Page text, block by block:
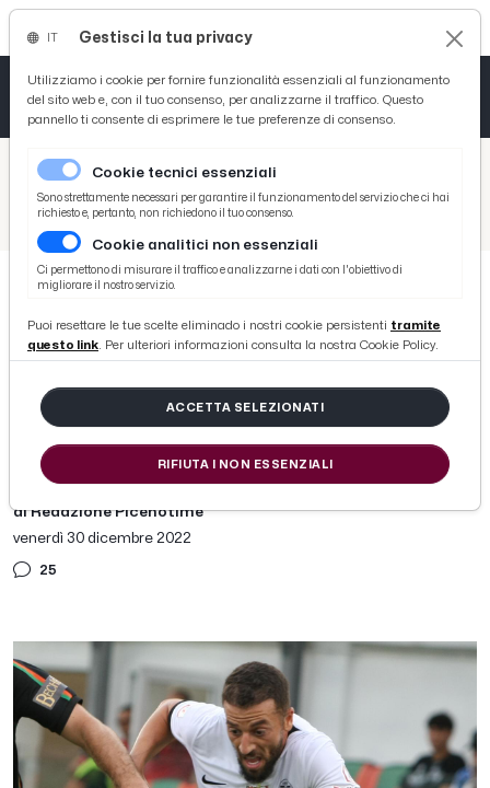
/ Picenotime
/ Ascoli Time
Ascoli Calcio, Bidaoui mai più titolare in campionato col passaggio al 3-5-2. Si cerca una nuova sistemazione
Ascoli Calcio, Bidaoui mai più
titolare in campionato col
passaggio al 3-5-2. Si cerca una
nuova sistemazione
di Redazione Picenotime
venerdì 30 dicembre 2022
25
Gestisci la tua privacy
Utilizziamo i cookie per fornire funzionalità essenziali al funzionamento
del sito web e, con il tuo consenso, per analizzarne il traffico. Questo
pannello ti consente di esprimere le tue preferenze di consenso.
Cookie tecnici essenziali
Sono strettamente necessari per garantire il funzionamento del servizio che ci hai
richiesto e, pertanto, non richiedono il tuo consenso.
Cookie analitici non essenziali
Ci permettono di misurare il traffico e analizzarne i dati con l'obiettivo di
migliorare il nostro servizio.
Puoi resettare le tue scelte eliminado i nostri cookie persistenti tramite
questo link. Per ulteriori informazioni consulta la nostra Cookie Policy.
ACCETTA SELEZIONATI
RIFIUTA I NON ESSENZIALI
Tutto News
Tutto Sport
Basket
Ciclismo
Tutto Curiosità